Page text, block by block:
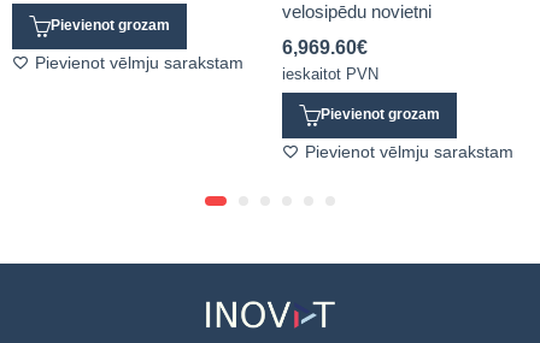
Pievienot grozam
Pievienot vēlmju sarakstam
velosipēdu novietni
6,969.60€
ieskaitot PVN
Pievienot grozam
Pievienot vēlmju sarakstam